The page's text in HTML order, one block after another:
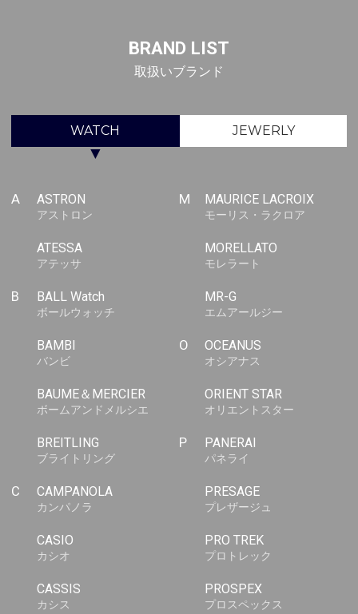
BRAND LIST
取扱いブランド
WATCH JEWERLY
▼
A ASTRON
アストロン
ATESSA
アテッサ
B BALL Watch
ボールウォッチ
BAMBI
バンビ
BAUME＆MERCIER
ボームアンドメルシエ
BREITLING
ブライトリング
C CAMPANOLA
カンパノラ
CASIO
カシオ
CASSIS
カシス
M MAURICE LACROIX
モーリス・ラクロア
MORELLATO
モレラート
MR-G
エムアールジー
O OCEANUS
オシアナス
ORIENT STAR
オリエントスター
P PANERAI
パネライ
PRESAGE
プレザージュ
PRO TREK
プロトレック
PROSPEX
プロスペックス